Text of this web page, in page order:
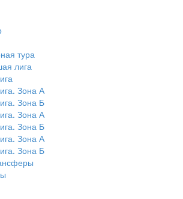
тура
лига
Зона А
Зона Б
Зона А
Зона Б
Зона А
Зона Б